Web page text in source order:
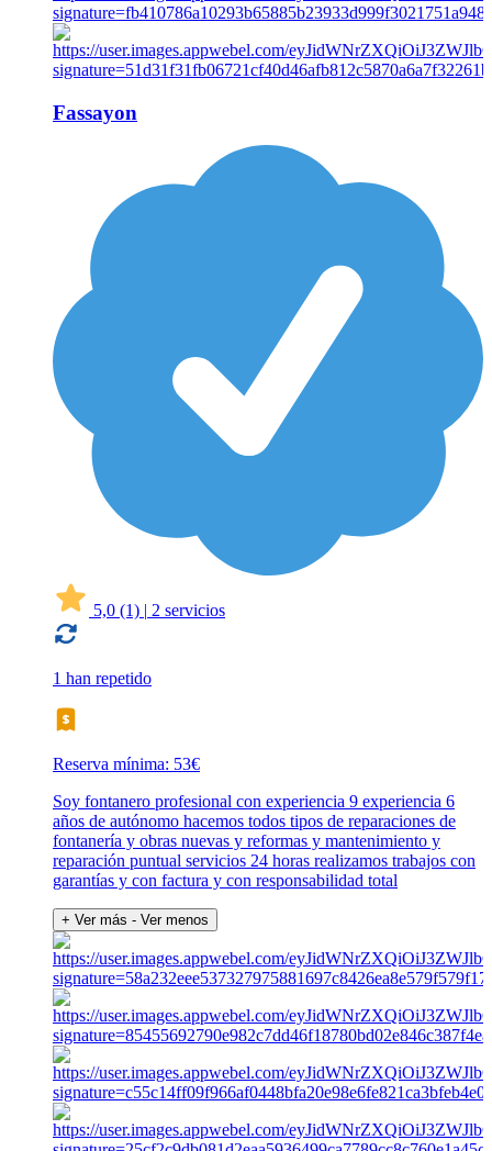
Fassayon
5,0 (1) | 2 servicios
1 han repetido
Reserva mínima: 53€
Soy fontanero profesional con experiencia 9 experiencia 6
años de autónomo hacemos todos tipos de reparaciones de
fontanería y obras nuevas y reformas y mantenimiento y
reparación puntual servicios 24 horas realizamos trabajos con
garantías y con factura y con responsabilidad total
+ Ver más - Ver menos